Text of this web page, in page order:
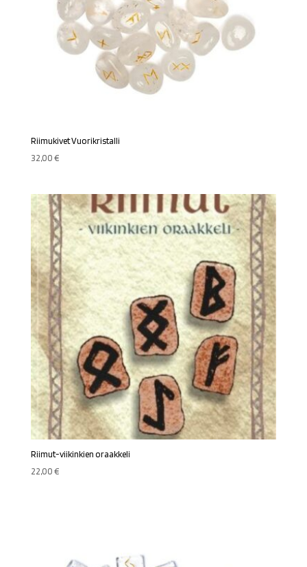
Riimukivet Vuorikristalli
32,00€
Riimut-viikinkien oraakkeli
22,00€